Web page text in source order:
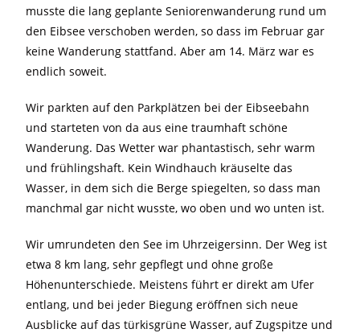
musste die lang geplante Seniorenwanderung rund um
den Eibsee verschoben werden, so dass im Februar gar
keine Wanderung stattfand. Aber am 14. März war es
endlich soweit.
Wir parkten auf den Parkplätzen bei der Eibseebahn
und starteten von da aus eine traumhaft schöne
Wanderung. Das Wetter war phantastisch, sehr warm
und frühlingshaft. Kein Windhauch kräuselte das
Wasser, in dem sich die Berge spiegelten, so dass man
manchmal gar nicht wusste, wo oben und wo unten ist.
Wir umrundeten den See im Uhrzeigersinn. Der Weg ist
etwa 8 km lang, sehr gepflegt und ohne große
Höhenunterschiede. Meistens führt er direkt am Ufer
entlang, und bei jeder Biegung eröffnen sich neue
Ausblicke auf das türkisgrüne Wasser, auf Zugspitze und